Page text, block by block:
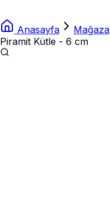
Anasayfa Mağaza
Piramit Kütle - 6 cm